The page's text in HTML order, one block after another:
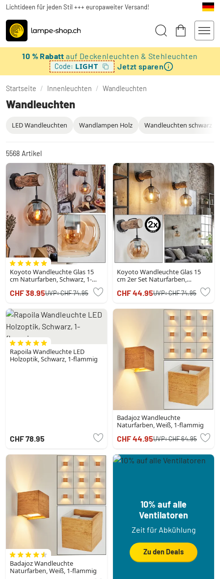
Lichtideen für jeden Stil +++ europaweiter Versand!
10 % Rabattauf Deckenleuchten & Stehleuchten
Code: LIGHT Jetzt sparen
Startseite / Innenleuchten / Wandleuchten
Wandleuchten
LED Wandleuchten Wandlampen Holz Wandleuchten schwarz
5568 Artikel
Koyoto Wandleuchte Glas 15
cm Naturfarben, Schwarz, 1-
CHF 38.95UVP:CHF 74.95
Koyoto Wandleuchte Glas 15
cm 2er Set Naturfarben,
CHF 44.95UVP:CHF 74.95
Rapoila Wandleuchte LED
Holzoptik, Schwarz, 1-flammig
CHF 78.95
Badajoz Wandleuchte
Naturfarben, Weiß, 1-flammig
CHF 44.95UVP:CHF 64.95
Badajoz Wandleuchte
Naturfarben, Weiß, 1-flammig
10% auf alle
Ventilatoren
Zeit für Abkühlung
Zu den Deals